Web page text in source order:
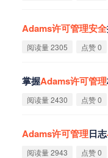
Adams许可管理安全
阅读量 2305 点赞 0
掌握Adams许可管理
阅读量 2430 点赞 0
Adams许可管理日志
阅读量 2943 点赞 0